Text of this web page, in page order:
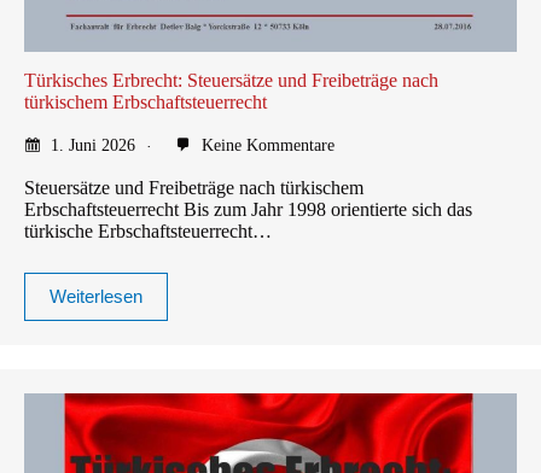
Türkisches Erbrecht: Steuersätze und Freibeträge nach
türkischem Erbschaftsteuerrecht
1. Juni 2026 Keine Kommentare
Steuersätze und Freibeträge nach türkischem
Erbschaftsteuerrecht Bis zum Jahr 1998 orientierte sich das
türkische Erbschaftsteuerrecht…
Weiterlesen